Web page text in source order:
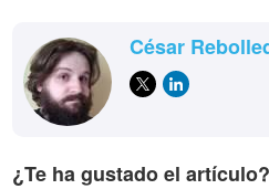
César
¿Te ha gustado el artículo?